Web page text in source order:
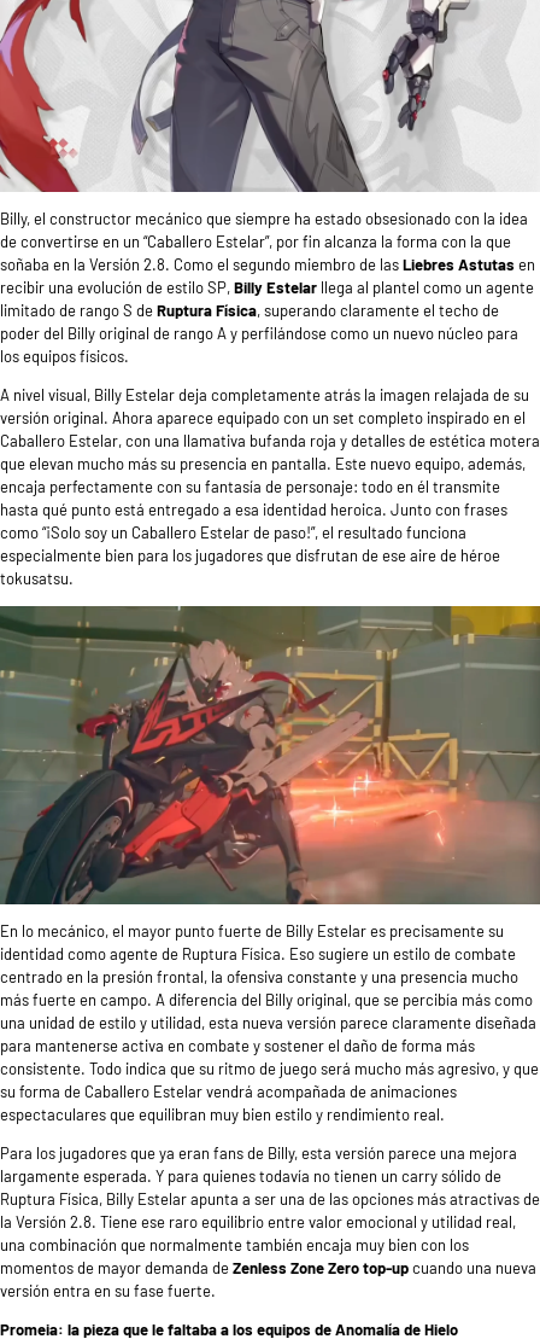
Billy, el constructor mecánico que siempre ha estado obsesionado con la idea
de convertirse en un “Caballero Estelar”, por fin alcanza la forma con la que
soñaba en la Versión 2.8. Como el segundo miembro de lasLiebres Astutas en
recibir una evolución de estilo SP,Billy Estelar llega al plantel como un agente
limitado de rango S deRuptura Física, superando claramente el techo de
poder del Billy original de rango A y perfilándose como un nuevo núcleo para
los equipos físicos.
A nivel visual, Billy Estelar deja completamente atrás la imagen relajada de su
versión original. Ahora aparece equipado con un set completo inspirado en el
Caballero Estelar, con una llamativa bufanda roja y detalles de estética motera
que elevan mucho más su presencia en pantalla. Este nuevo equipo, además,
encaja perfectamente con su fantasía de personaje: todo en él transmite
hasta qué punto está entregado a esa identidad heroica. Junto con frases
como “¡Solo soy un Caballero Estelar de paso!”, el resultado funciona
especialmente bien para los jugadores que disfrutan de ese aire de héroe
tokusatsu.
En lo mecánico, el mayor punto fuerte de Billy Estelar es precisamente su
identidad como agente de Ruptura Física. Eso sugiere un estilo de combate
centrado en la presión frontal, la ofensiva constante y una presencia mucho
más fuerte en campo. A diferencia del Billy original, que se percibía más como
una unidad de estilo y utilidad, esta nueva versión parece claramente diseñada
para mantenerse activa en combate y sostener el daño de forma más
consistente. Todo indica que su ritmo de juego será mucho más agresivo, y que
su forma de Caballero Estelar vendrá acompañada de animaciones
espectaculares que equilibran muy bien estilo y rendimiento real.
Para los jugadores que ya eran fans de Billy, esta versión parece una mejora
largamente esperada. Y para quienes todavía no tienen un carry sólido de
Ruptura Física, Billy Estelar apunta a ser una de las opciones más atractivas de
la Versión 2.8. Tiene ese raro equilibrio entre valor emocional y utilidad real,
una combinación que normalmente también encaja muy bien con los
momentos de mayor demanda deZenless Zone Zero top-upcuando una nueva
versión entra en su fase fuerte.
Promeia: la pieza que le faltaba a los equipos de Anomalía de Hielo